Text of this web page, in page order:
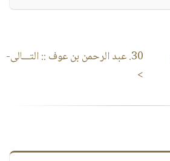
30. عبد الرحمن بن عوف
:: التـــالى-
>